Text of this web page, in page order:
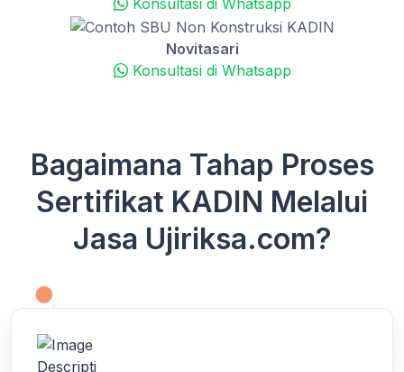
Konsultasi di Whatsapp
Novitasari
Konsultasi di Whatsapp
Bagaimana Tahap Proses
Sertifikat KADIN Melalui
Jasa Ujiriksa.com?